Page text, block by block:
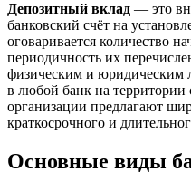
Депозитный вклад — это
банковский счёт на
оговаривается количество
периодичность их
физическим и юридическим
в любой банк на
организации предлагают
краткосрочного и
Основные виды